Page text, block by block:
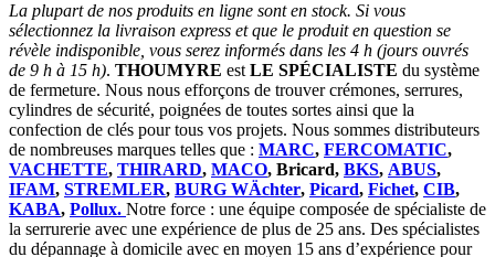
La plupart de nos produits en ligne sont en stock. Si vous
sélectionnez la livraison express et que le produit en question se
révèle indisponible, vous serez informés dans les 4 h (jours ouvrés
de 9 h à 15 h). THOUMYRE est LE SPÉCIALISTE du système
de fermeture. Nous nous efforçons de trouver crémones, serrures,
cylindres de sécurité, poignées de toutes sortes ainsi que la
confection de clés pour tous vos projets. Nous sommes distributeurs
de nombreuses marques telles que : MARC, FERCOMATIC,
VACHETTE, THIRARD, MACO, Bricard, BKS, ABUS,
IFAM, STREMLER, BURG WÄchter, Picard, Fichet, CIB,
KABA, Pollux. Notre force : une équipe composée de spécialiste de
la serrurerie avec une expérience de plus de 25 ans. Des spécialistes
du dépannage à domicile avec en moyen 15 ans d’expérience pour